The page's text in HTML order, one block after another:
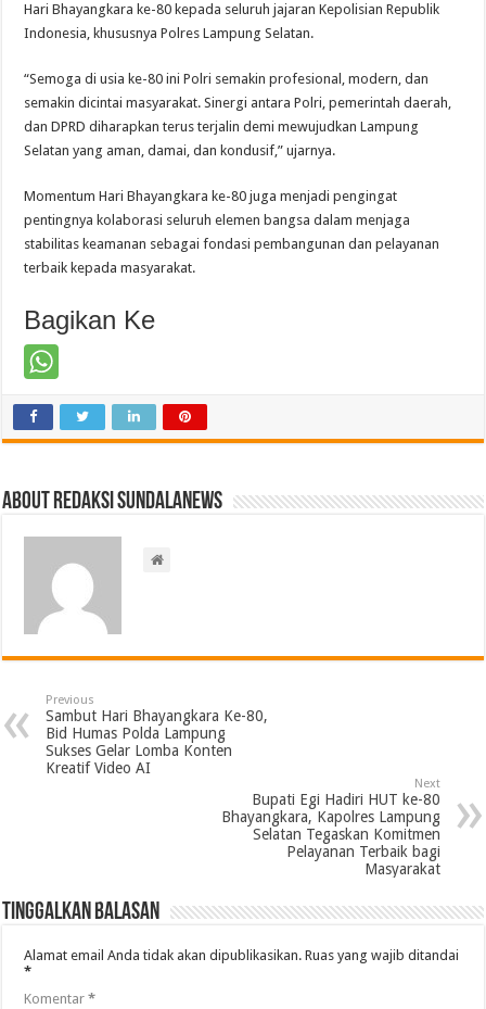
Hari Bhayangkara ke-80 kepada seluruh jajaran Kepolisian Republik
Indonesia, khususnya Polres Lampung Selatan.
“Semoga di usia ke-80 ini Polri semakin profesional, modern, dan
semakin dicintai masyarakat. Sinergi antara Polri, pemerintah daerah,
dan DPRD diharapkan terus terjalin demi mewujudkan Lampung
Selatan yang aman, damai, dan kondusif,” ujarnya.
Momentum Hari Bhayangkara ke-80 juga menjadi pengingat
pentingnya kolaborasi seluruh elemen bangsa dalam menjaga
stabilitas keamanan sebagai fondasi pembangunan dan pelayanan
terbaik kepada masyarakat.
Bagikan Ke
About Redaksi Sundalanews
Previous
Sambut Hari Bhayangkara Ke-80,
Bid Humas Polda Lampung
Sukses Gelar Lomba Konten
Kreatif Video AI
Next
Bupati Egi Hadiri HUT ke-80
Bhayangkara, Kapolres Lampung
Selatan Tegaskan Komitmen
Pelayanan Terbaik bagi
Masyarakat
Tinggalkan Balasan
Alamat email Anda tidak akan dipublikasikan. Ruas yang wajib ditandai
*
Komentar*